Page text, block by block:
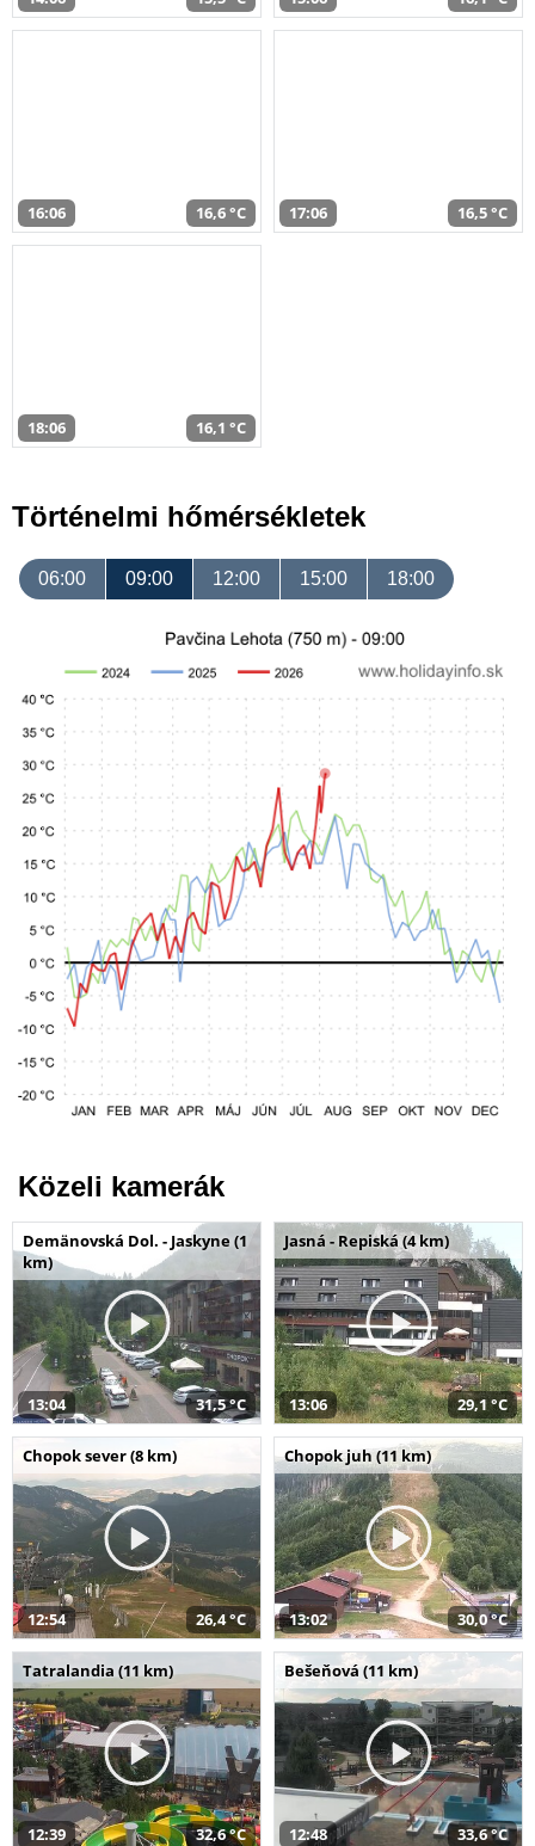
16:06 16,6 °C 17:06 16,5 °C
18:06 16,1 °C
Történelmi hőmérsékletek
06:00 09:00 12:00 15:00 18:00
Közeli kamerák
Demänovská Dol. - Jaskyne (1
km)
13:04 31,5 °C
Jasná - Repiská (4 km)
13:06 29,1 °C
Chopok sever (8 km)
12:54 26,4 °C
Chopok juh (11 km)
13:02 30,0 °C
Tatralandia (11 km)
12:39 32,6 °C
Bešeňová (11 km)
12:48 33,6 °C